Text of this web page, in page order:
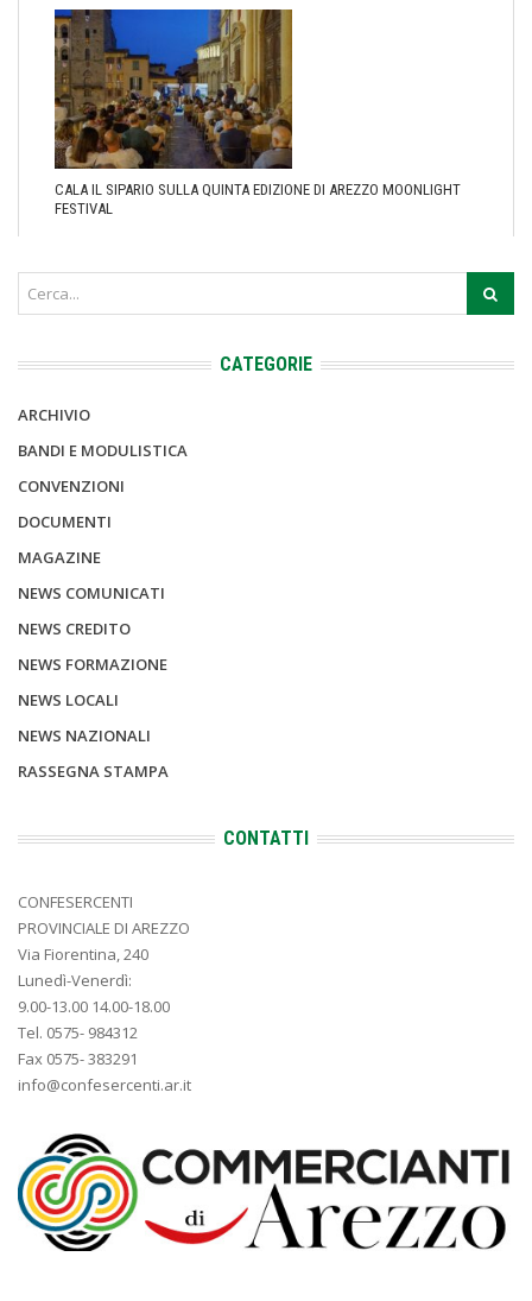
CALA IL SIPARIO SULLA QUINTA EDIZIONE DI AREZZO MOONLIGHT
FESTIVAL
CATEGORIE
ARCHIVIO
BANDI E MODULISTICA
CONVENZIONI
DOCUMENTI
MAGAZINE
NEWS COMUNICATI
NEWS CREDITO
NEWS FORMAZIONE
NEWS LOCALI
NEWS NAZIONALI
RASSEGNA STAMPA
CONTATTI
CONFESERCENTI
PROVINCIALE DI AREZZO
Via Fiorentina, 240
Lunedì-Venerdì:
9.00-13.00 14.00-18.00
Tel. 0575- 984312
Fax 0575- 383291
info@confesercenti.ar.it